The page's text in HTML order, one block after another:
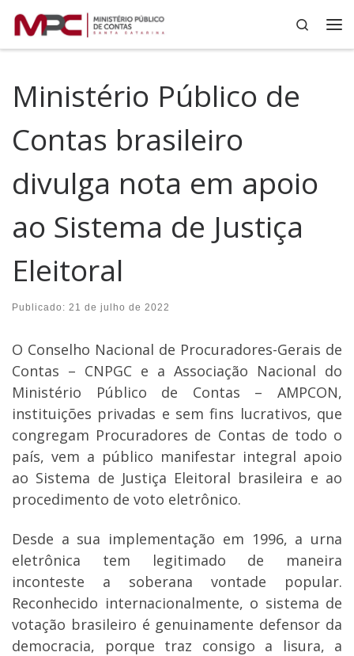
Skip to content
Search
Ministério Público de
Contas brasileiro
divulga nota em apoio
ao Sistema de Justiça
Eleitoral
Publicado: 21 de julho de 2022
O Conselho Nacional de Procuradores-Gerais de
Contas – CNPGC e a Associação Nacional do
Ministério Público de Contas – AMPCON,
instituições privadas e sem fins lucrativos, que
congregam Procuradores de Contas de todo o
país, vem a público manifestar integral apoio
ao Sistema de Justiça Eleitoral brasileira e ao
procedimento de voto eletrônico.
Desde a sua implementação em 1996, a urna
eletrônica tem legitimado de maneira
inconteste a soberana vontade popular.
Reconhecido internacionalmente, o sistema de
votação brasileiro é genuinamente defensor da
democracia, porque traz consigo a lisura, a